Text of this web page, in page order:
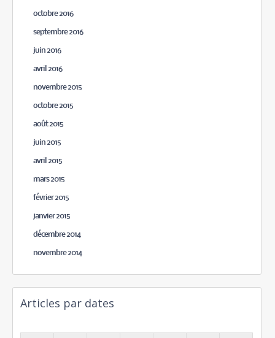
octobre 2016
septembre 2016
juin 2016
avril 2016
novembre 2015
octobre 2015
août 2015
juin 2015
avril 2015
mars 2015
février 2015
janvier 2015
décembre 2014
novembre 2014
Articles par dates